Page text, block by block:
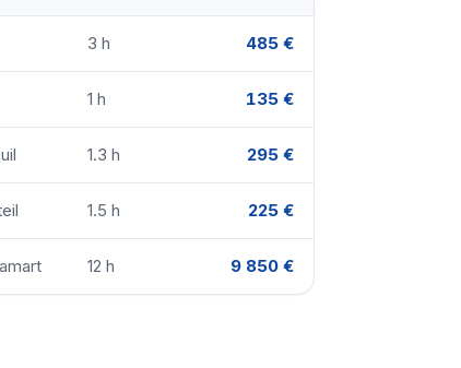
3 h 485 €
1 h 135 €
1.3 h 295 €
1.5 h 225 €
12 h 9 850 €